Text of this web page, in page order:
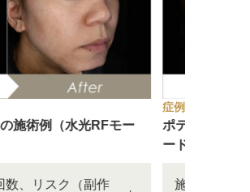
予約方法に
ついて
オンライン診療
の施術例（毛穴・赤みモ
・回数、リスク（副作